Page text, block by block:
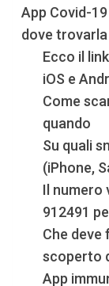
App Covid-
dove trovarla
Ecco il
iOS e
Come
quando
Su quali
(iPhone,
Il numero
912491
Che deve
scoperto
App